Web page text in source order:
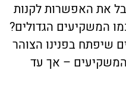
את האפשרות לקנות
המשקיעים הגדולים?
שיפתח בפנינו הצוהר
– אך עד